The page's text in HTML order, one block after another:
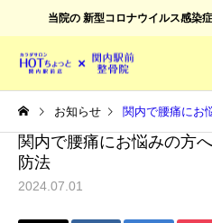
当院の 新型コロナウイルス感染
お知らせ 関内で腰痛にお悩
関内で腰痛にお悩みの方
防法
2024.07.01